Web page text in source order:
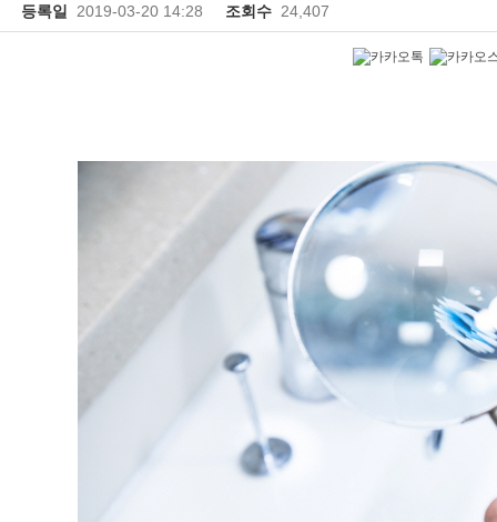
등록일 2019-03-20 14:28 조회수 24,407